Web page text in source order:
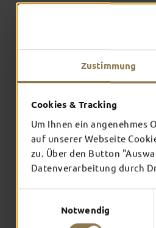
Zustimmung
Cookies & Tracking
Um Ihnen ein angenehmes
auf unserer Webseite
zu. Über den Button
Datenverarbeitung durch
Notwendig